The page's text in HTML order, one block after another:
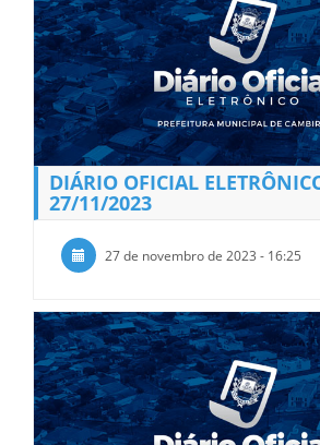
DIÁRIO OFICIAL
27/11/2023
27 de novembro de 2023 - 16:25